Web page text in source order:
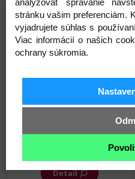
Skladom
9,40 €
Detail
stránku vašim preferenciám.
vyjadrujete súhlas s
Viac informácií o našich
ochrany súkromia.